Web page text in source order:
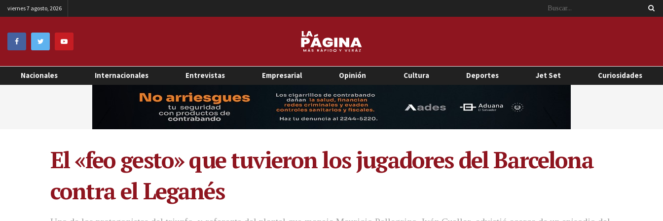
viernes 7 agosto, 2026
Nacionales Internacionales Entrevistas Empresarial Opinión Cultura Deportes Jet Set Curiosidades
El «feo gesto» que tuvieron los jugadores del Barcelona
contra el Leganés